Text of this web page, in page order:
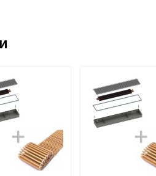
области
Web-money, Qiwi-кошельки и другие).
НДС)